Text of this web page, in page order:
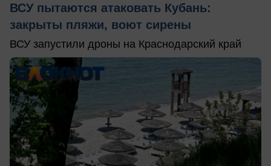
ВСУ пытаются атаковать Кубань:
закрыты пляжи, воют сирены
ВСУ запустили дроны на Краснодарский край